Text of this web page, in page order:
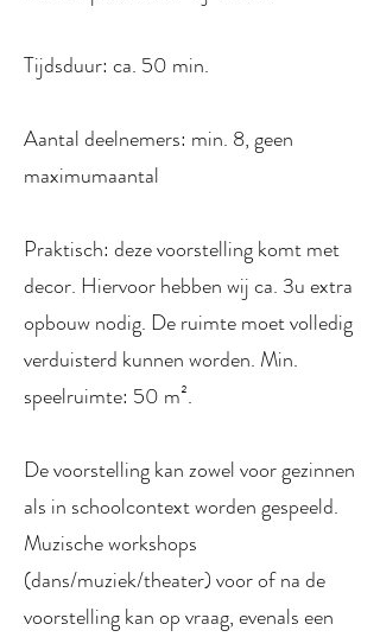
Tijdsduur: ca. 50 min.
Aantal deelnemers: min. 8, geen
maximumaantal
Praktisch: deze voorstelling komt met
decor. Hiervoor hebben wij ca. 3u extra
opbouw nodig. De ruimte moet volledig
verduisterd kunnen worden. Min.
speelruimte: 50 m².
De voorstelling kan zowel voor gezinnen
als in schoolcontext worden gespeeld.
Muzische workshops
(dans/muziek/theater) voor of na de
voorstelling kan op vraag, evenals een